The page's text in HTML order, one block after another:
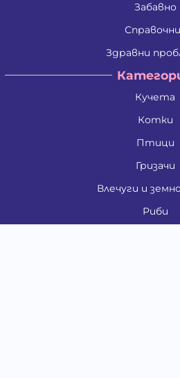
Забавно
Здравни
Кучета
Котки
Птици
Гризачи
Влечуги и
Риби